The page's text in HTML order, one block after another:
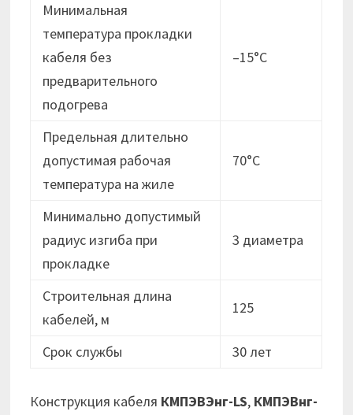
Минимальная
температура прокладки
кабеля без
предварительного
подогрева
–15°C
Предельная длительно
допустимая рабочая
температура на жиле
70°C
Минимально допустимый
радиус изгиба при
прокладке
3 диаметра
Строительная длина
кабелей, м
125
Срок службы 30 лет
Конструкция кабеля КМПЭВЭнг-LS, КМПЭВнг-